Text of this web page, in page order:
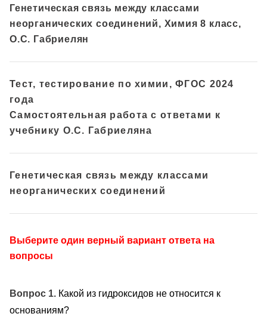
Генетическая связь между классами
неорганических соединений, Химия 8 класс,
О.С. Габриелян
Тест, тестирование по химии, ФГОС 2024
года
Самостоятельная работа с ответами к
учебнику О.С. Габриеляна
Генетическая связь между классами
неорганических соединений
Выберите один верный вариант ответа на
вопросы
Вопрос 1. Какой из гидроксидов не относится к
основаниям?